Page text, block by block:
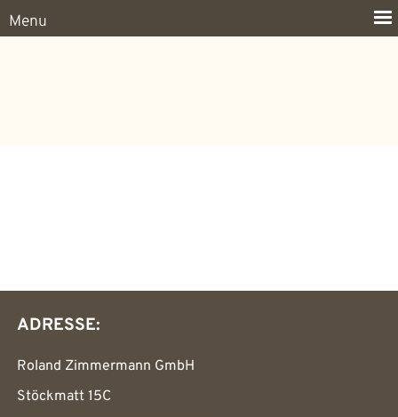
ADRESSE:
Roland Zimmermann GmbH
Stöckmatt 15C